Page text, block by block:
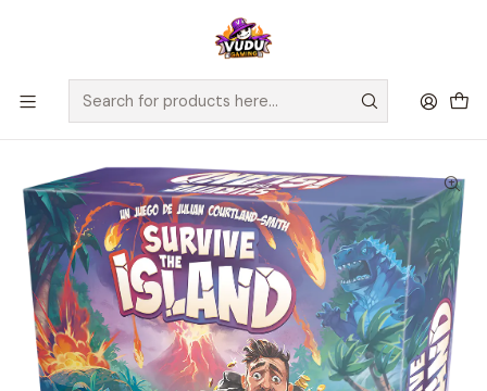
🚀 ¡Despachamos a todo Chile! Envío GRATIS a Regiones sobre
$100.000 y a RM sobre $35.000
Home Juegos de Mesa Competitivos
Survive The Island - Español